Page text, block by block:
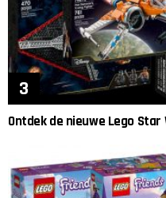
Ontdek de nieuwe Lego